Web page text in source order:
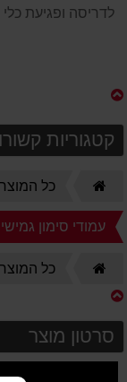
לדריסה ופגיעת
קטגוריות
כל
עמודי סימון
כל
סרטון מוצר